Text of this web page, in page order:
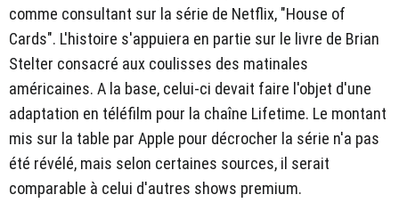
comme consultant sur la série de Netflix, "House of
Cards". L'histoire s'appuiera en partie sur le livre de Brian
Stelter consacré aux coulisses des matinales
américaines. A la base, celui-ci devait faire l'objet d'une
adaptation en téléfilm pour la chaîne Lifetime. Le montant
mis sur la table par Apple pour décrocher la série n'a pas
été révélé, mais selon certaines sources, il serait
comparable à celui d'autres shows premium.